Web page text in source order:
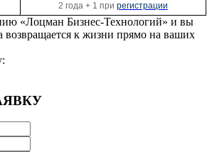
2 года + 1 при регистрации
«Лоцман Бизнес-Технологий» и вы
возвращается к жизни прямо на ваших